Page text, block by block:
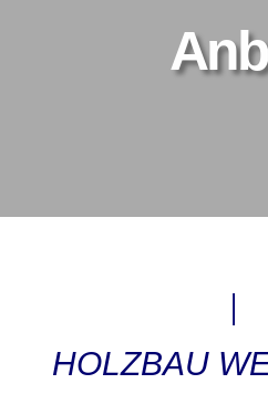
HOLZBAU